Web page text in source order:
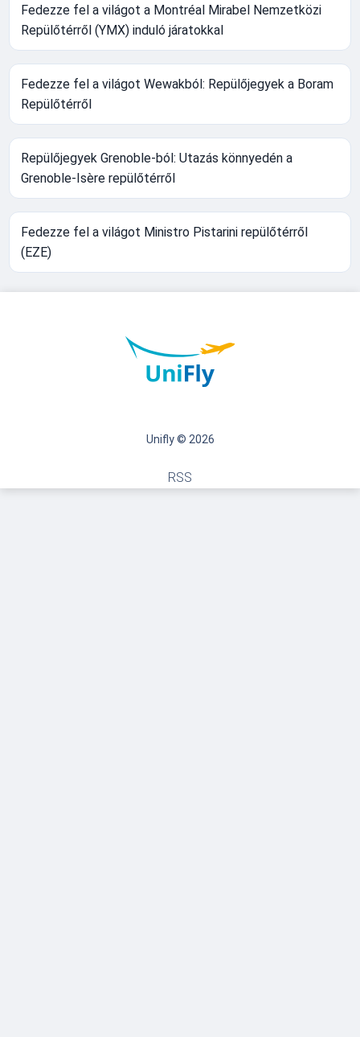
Fedezze fel a világot a Montréal Mirabel Nemzetközi
Repülőtérről (YMX) induló járatokkal
Fedezze fel a világot Wewakból: Repülőjegyek a Boram
Repülőtérről
Repülőjegyek Grenoble-ból: Utazás könnyedén a
Grenoble-Isère repülőtérről
Fedezze fel a világot Ministro Pistarini repülőtérről
(EZE)
Unifly © 2026
RSS